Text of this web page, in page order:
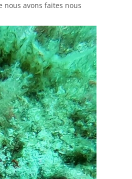
nous avons faites nous